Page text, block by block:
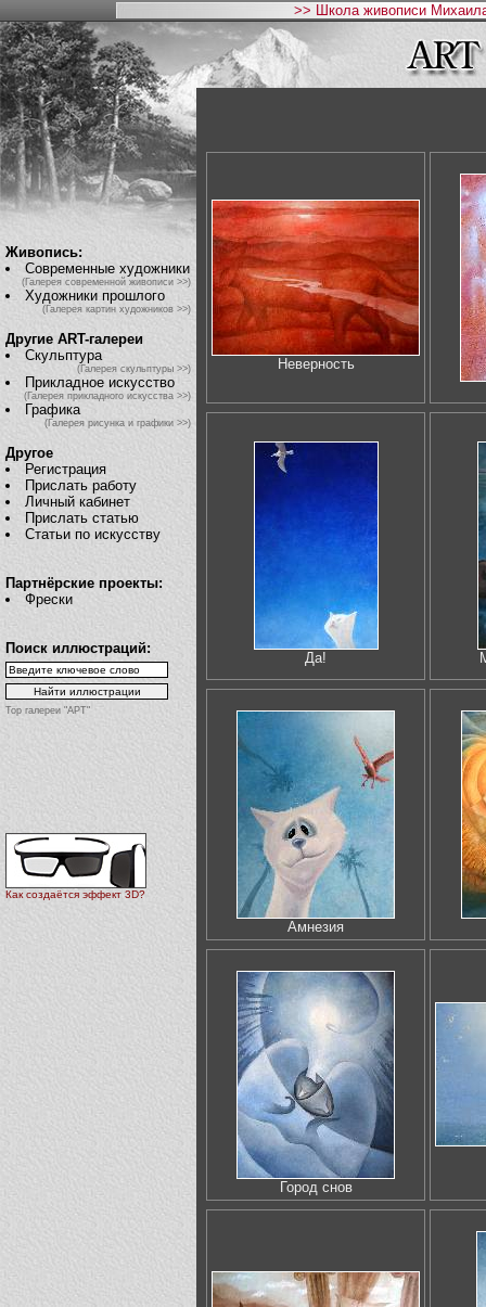
>> Школа живописи
Живопись:
Современные художники
(Галерея современной живописи >>)
Художники прошлого
(Галерея картин художников >>)
Другие ART-галереи
Скульптура
(Галерея скульптуры >>)
Прикладное искусство
(Галерея прикладного искусства >>)
Графика
(Галерея рисунка и графики >>)
Другое
Регистрация
Прислать работу
Личный кабинет
Прислать статью
Статьи по искусству
Партнёрские проекты:
Фрески
Поиск иллюстраций:
Top галереи "АРТ"
Как создаётся эффект 3D?
Неверность
Да!
Амнезия
Город снов